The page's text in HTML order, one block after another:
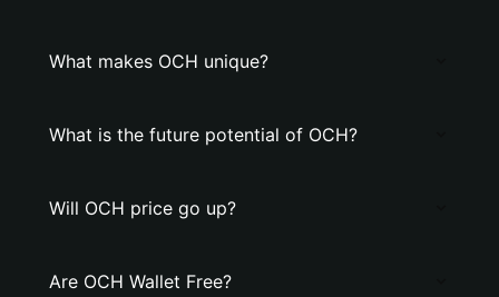
What makes OCH unique?
What is the future potential of OCH?
Will OCH price go up?
Are OCH Wallet Free?